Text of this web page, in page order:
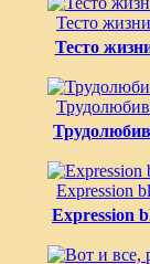
Тесто жизни
Тесто
Expression
Expression